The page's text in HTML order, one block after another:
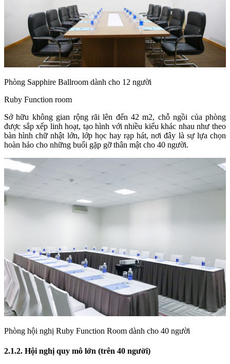
Phòng Sapphire Ballroom dành cho 12 người
Ruby Function room
Sở hữu không gian rộng rãi lên đến 42 m2, chỗ ngồi của phòng
được sắp xếp linh hoạt, tạo hình với nhiều kiểu khác nhau như theo
bàn hình chữ nhật lớn, lớp học hay rạp hát, nơi đây là sự lựa chọn
hoàn hảo cho những buổi gặp gỡ thân mật cho 40 người.
Phòng hội nghị Ruby Function Room dành cho 40 người
2.1.2. Hội nghị quy mô lớn (trên 40 người)